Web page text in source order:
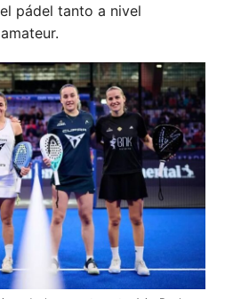
pádel tanto a nivel